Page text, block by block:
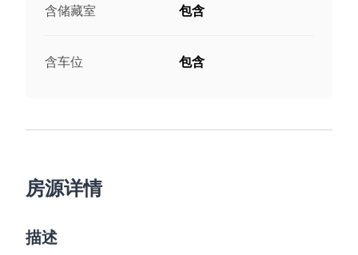
含储藏室 包含
含车位 包含
房源详情
描述